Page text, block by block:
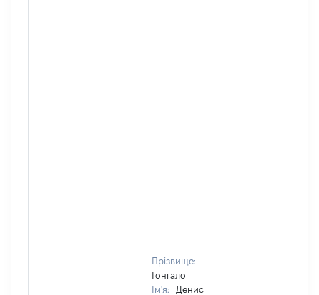
Прізвище:
Гонгало
Ім'я:
Денис